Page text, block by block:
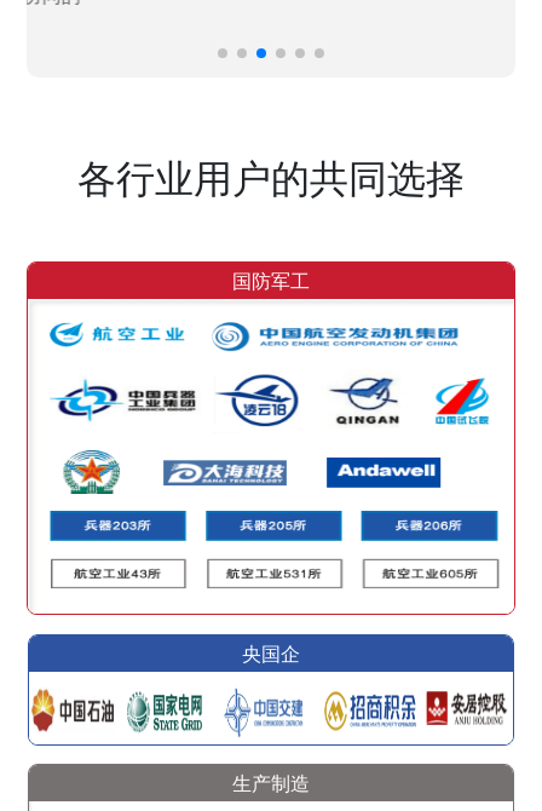
各行业用户的共同选择
国防军工
央国企
生产制造